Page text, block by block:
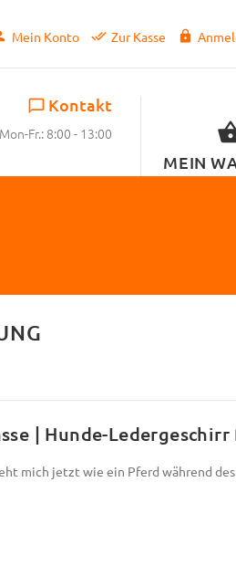
Mein Konto Zur Kasse
MEIN
Kontakt
Fr.: 8:00 - 13:00
| Hunde-
mich jetzt wie ein Pferd während des